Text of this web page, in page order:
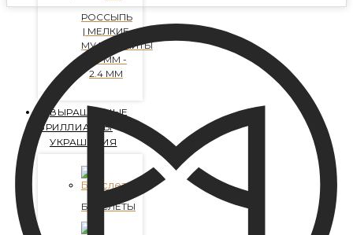
РОССЫПЬ
| МЕЛКИЕ
МУАССАНИТЫ
0.8 ММ -
2.4 ММ
ВЫРАЩЕННЫЕ
БРИЛЛИАНТЫ
УКРАШЕНИЯ
БРАСЛЕТЫ